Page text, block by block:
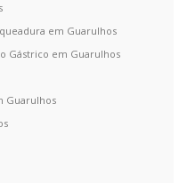
em Guarulhos
Gástrico em Guarulhos
Guarulhos